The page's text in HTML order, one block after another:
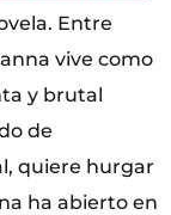
Entre
vive como
y brutal
de
quiere hurgar
ha abierto en